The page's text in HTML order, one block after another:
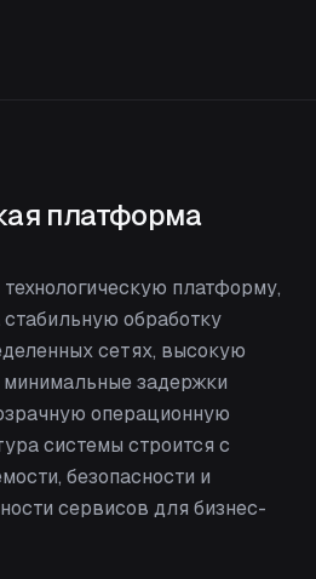
платформа
платформу,
обработку
сетях, высокую
минимальные задержки
операционную
системы строится с
безопасности и
сервисов для бизнес-